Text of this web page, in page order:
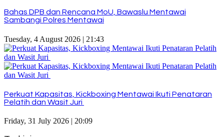
Bahas DPB dan Rencana MoU, Bawaslu Mentawai
Sambangi Polres Mentawai
Tuesday, 4 August 2026 | 21:43
Perkuat Kapasitas, Kickboxing Mentawai Ikuti Penataran
Pelatih dan Wasit Juri
Friday, 31 July 2026 | 20:09